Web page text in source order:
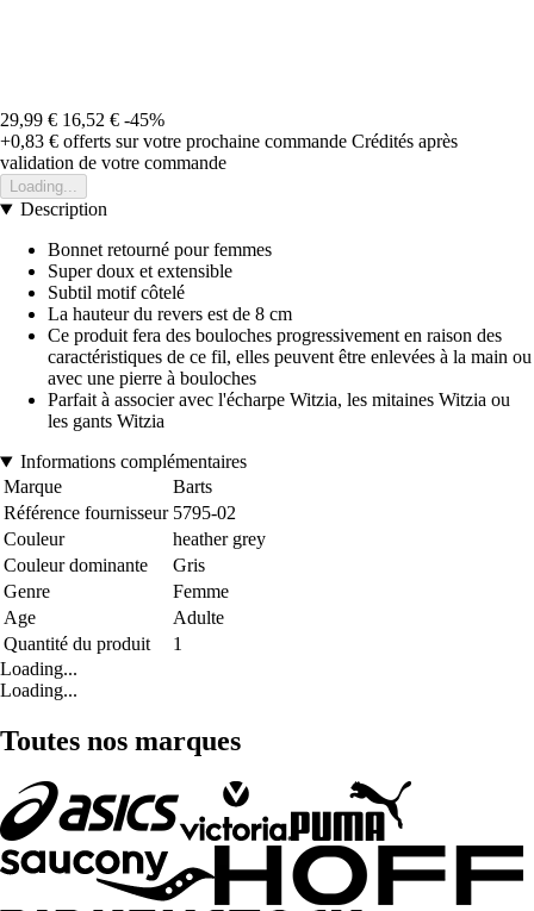
29,99 € 16,52 € -45%
+0,83 € offerts sur votre prochaine commande Crédités après
validation de votre commande
Loading...
Description
Bonnet retourné pour femmes
Super doux et extensible
Subtil motif côtelé
La hauteur du revers est de 8 cm
Ce produit fera des bouloches progressivement en raison des
caractéristiques de ce fil, elles peuvent être enlevées à la main ou
avec une pierre à bouloches
Parfait à associer avec l'écharpe Witzia, les mitaines Witzia ou
les gants Witzia
Informations complémentaires
Marque
Barts
Référence fournisseur 5795-02
Couleur
heather grey
Couleur dominante
Gris
Genre
Femme
Age
Adulte
Quantité du produit
1
Loading...
Loading...
Toutes nos marques